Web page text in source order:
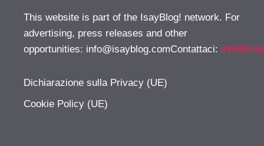
This website is part of the IsayBlog! network. For
advertising, press releases and other
opportunities: info@isayblog.comContattaci:
Dichiarazione sulla Privacy (UE)
Cookie Policy (UE)